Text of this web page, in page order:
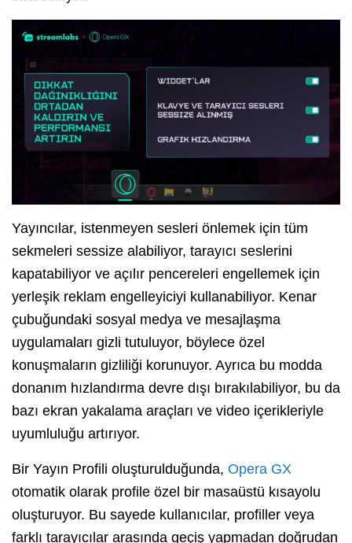
Yayıncılar, istenmeyen sesleri önlemek için tüm
sekmeleri sessize alabiliyor, tarayıcı seslerini
kapatabiliyor ve açılır pencereleri engellemek için
yerleşik reklam engelleyiciyi kullanabiliyor. Kenar
çubuğundaki sosyal medya ve mesajlaşma
uygulamaları gizli tutuluyor, böylece özel
konuşmaların gizliliği korunuyor. Ayrıca bu modda
donanım hızlandırma devre dışı bırakılabiliyor, bu da
bazı ekran yakalama araçları ve video içerikleriyle
uyumluluğu artırıyor.
Bir Yayın Profili oluşturulduğunda, Opera GX
otomatik olarak profile özel bir masaüstü kısayolu
oluşturuyor. Bu sayede kullanıcılar, profiller veya
farklı tarayıcılar arasında geçiş yapmadan doğrudan